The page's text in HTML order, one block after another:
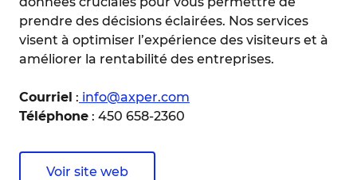
prendre des décisions éclairées. Nos services
visent à optimiser l’expérience des visiteurs et à
améliorer la rentabilité des entreprises.
Courriel : info@axper.com
Téléphone : 450 658-2360
Voir site web